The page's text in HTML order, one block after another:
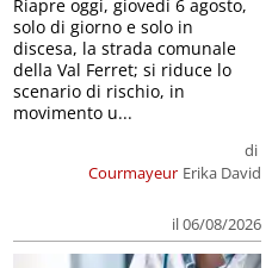
Courmayeur
di
Erika David
il 06/08/2026
Riapre oggi, giovedì 6 agosto,
solo di giorno e solo in
discesa, la strada comunale
della Val Ferret; si riduce lo
scenario di rischio, in
movimento u...